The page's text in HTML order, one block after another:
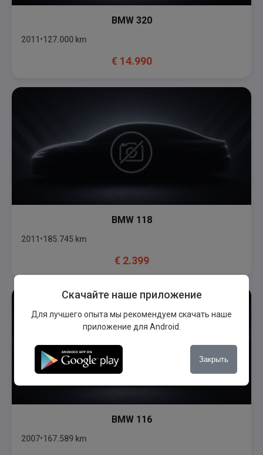
BMW 320
2011 127.000 km
€ 14.990
BMW 118
2011 185.745 km
€ 2.399
BMW 116
2007 167.589 km
Скачайте наше приложение
Для лучшего опыта мы рекомендуем скачать наше
приложение для Android.
Закрыть